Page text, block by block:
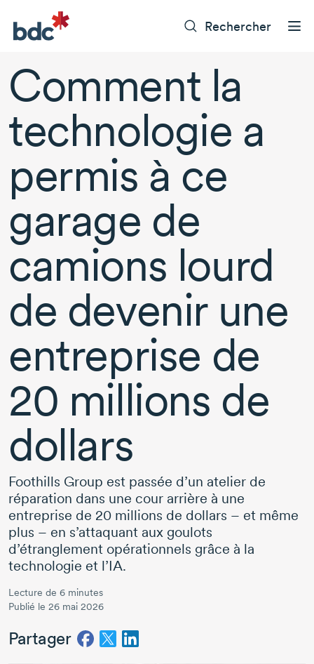
Rechercher
Comment la
technologie a
permis à ce
garage de
camions lourd
de devenir une
entreprise de
20 millions de
dollars
Foothills Group est passée d’un atelier de
réparation dans une cour arrière à une
entreprise de 20 millions de dollars – et même
plus – en s’attaquant aux goulots
d’étranglement opérationnels grâce à la
technologie et l’IA.
Lecture de 6 minutes
Publié le 26 mai 2026
Partager